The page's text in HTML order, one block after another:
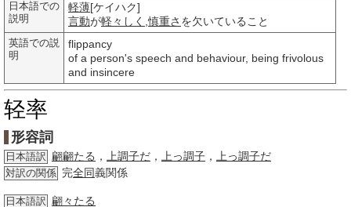
日本語での
説明
軽薄[ケイハク]
言動が軽々しく ,慎重さ を欠いていること
英語での説
明
flippancy
of a person's speech and behaviour, being frivolous
and insincere
轻率
形容詞
日本語訳 翩翩たる ， 上調子だ ， 上っ調子 ， 上っ調子だ
対訳の関係 完全同義関係
日本語訳 翩々たる